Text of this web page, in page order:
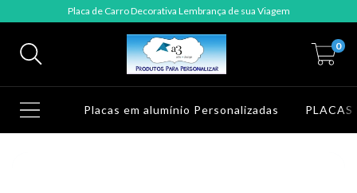
Placa de Carro Decorativa Lembrança de sua Viagem
0
Placas em alumínio Personalizadas PLACAS